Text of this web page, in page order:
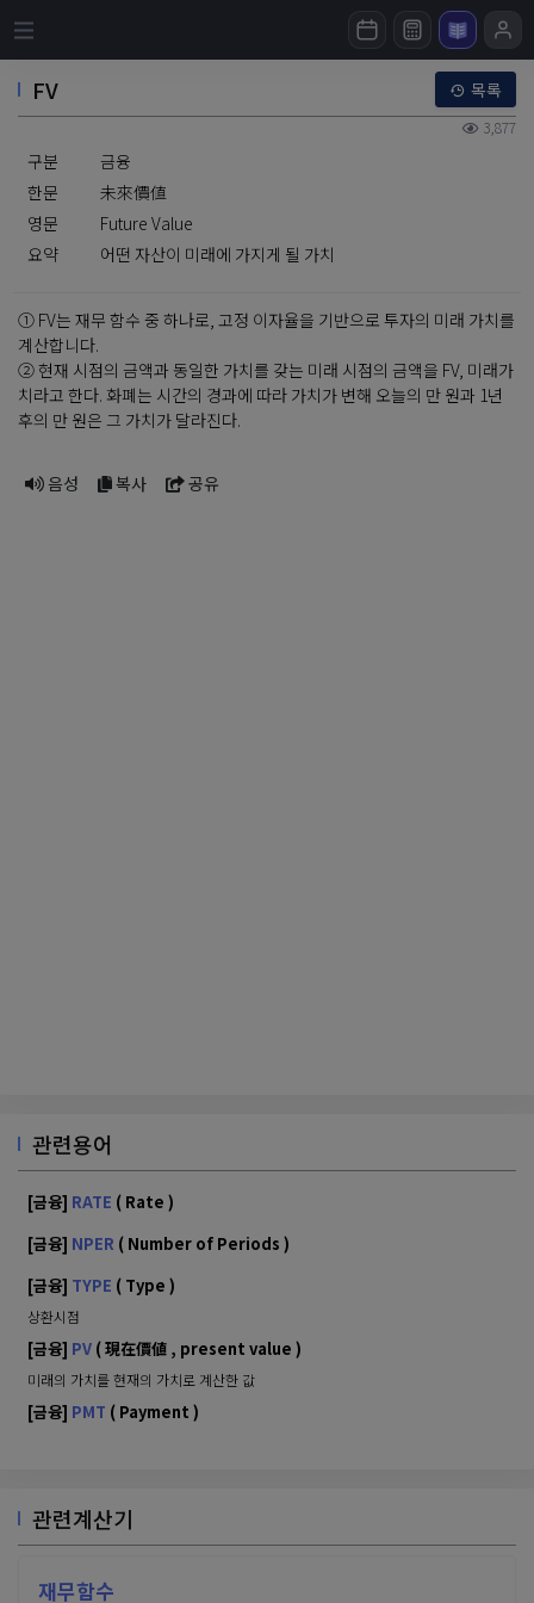
FV 목록
3,877
구분
금융
한문
未來價値
영문
Future Value
요약
어떤 자산이 미래에 가지게 될 가치
① FV는 재무 함수 중 하나로, 고정 이자율을 기반으로 투자의 미래 가치를
계산합니다.
② 현재 시점의 금액과 동일한 가치를 갖는 미래 시점의 금액을 FV, 미래가
치라고 한다. 화폐는 시간의 경과에 따라 가치가 변해 오늘의 만 원과 1년
후의 만 원은 그 가치가 달라진다.
음성 복사 공유
관련용어
[금융] RATE ( Rate )
[금융] NPER ( Number of Periods )
[금융] TYPE ( Type )
상환시점
[금융] PV ( 現在價値 , present value )
미래의 가치를 현재의 가치로 계산한 값
[금융] PMT ( Payment )
관련계산기
재무함수